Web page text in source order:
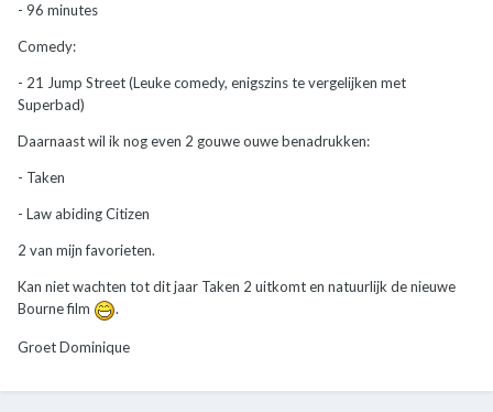
- 96 minutes
Comedy:
- 21 Jump Street (Leuke comedy, enigszins te vergelijken met
Superbad)
Daarnaast wil ik nog even 2 gouwe ouwe benadrukken:
- Taken
- Law abiding Citizen
2 van mijn favorieten.
Kan niet wachten tot dit jaar Taken 2 uitkomt en natuurlijk de nieuwe
Bourne film
.
Groet Dominique